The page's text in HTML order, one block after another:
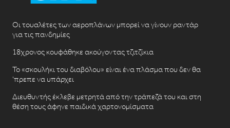
Οι τουαλέτες των αεροπλάνων μπορεί να γίνουν ραντάρ
για τις πανδημίες
18χρονος κουφάθηκε ακούγοντας τζιτζίκια
Το «σκουλήκι του διαβόλου» είναι ένα πλάσμα που δεν θα
‘πρεπε να υπάρχει
Διευθυντής έκλεβε μετρητά από την τράπεζά του και στη
θέση τους άφηνε παιδικά χαρτονομίσματα